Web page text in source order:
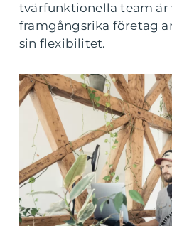
tvärfunktionella team är
framgångsrika företag
sin flexibilitet.